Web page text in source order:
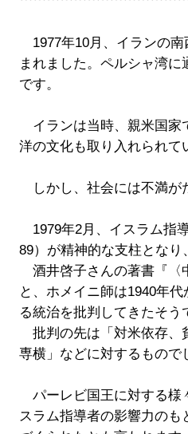
1977年10月、イランの南
まれました。ペルシャ湾
です。
イランは当時、親米国家
洋の文化も取り入れられて
しかし、社会には不満が
1979年2月、イスラム指
89）が精神的な支柱となり
酒井啓子さんの著書『〈
と、ホメイニ師は1940年
る統治を批判してきたそう
批判の先は「対米依存、
専横」などに対するもので
パーレビ国王に対する様
スラム指導者の影響力のも